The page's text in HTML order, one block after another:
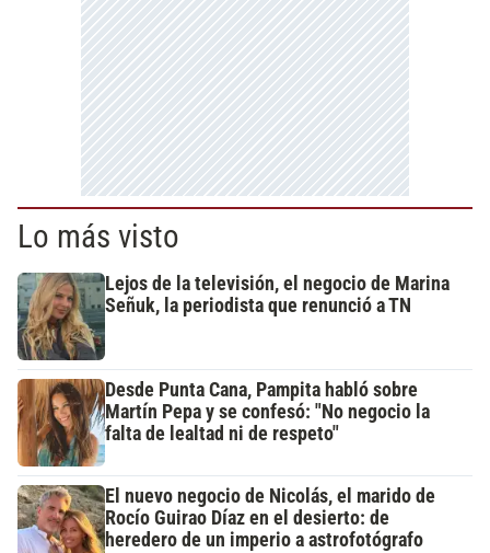
Lo más visto
Lejos de la televisión, el negocio de Marina
Señuk, la periodista que renunció a TN
Desde Punta Cana, Pampita habló sobre
Martín Pepa y se confesó: "No negocio la
falta de lealtad ni de respeto"
El nuevo negocio de Nicolás, el marido de
Rocío Guirao Díaz en el desierto: de
heredero de un imperio a astrofotógrafo